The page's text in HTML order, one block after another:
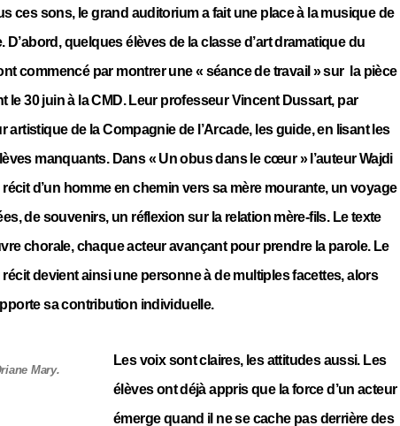
ces sons, le grand auditorium a fait une place à la musique de
D’abord, quelques élèves de la classe d’art dramatique du
commencé par montrer une « séance de travail » sur la pièce
le 30 juin à la CMD. Leur professeur Vincent Dussart, par
artistique de la Compagnie de l’Arcade, les guide, en lisant les
manquants. Dans « Un obus dans le cœur » l’auteur Wajdi
récit d’un homme en chemin vers sa mère mourante, un voyage
de souvenirs, un réflexion sur la relation mère-fils. Le texte
chorale, chaque acteur avançant pour prendre la parole. Le
devient ainsi une personne à de multiples facettes, alors
sa contribution individuelle.
Mary.
Les voix sont claires, les attitudes aussi. Les
élèves ont déjà appris que la force d’un acteur
émerge quand il ne se cache pas derrière des